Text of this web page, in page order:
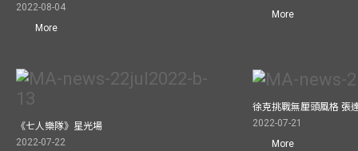
2022-08-04
More
More
《七人樂隊》星光場
2022-07-22
徐克挑戰無厘頭風格 張
2022-07-21
More